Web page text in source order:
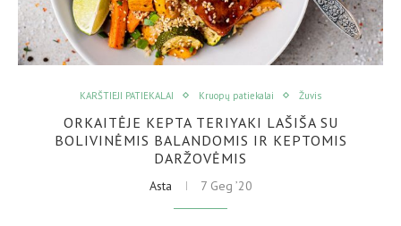
KARŠTIEJI PATIEKALAI Kruopų patiekalai Žuvis
ORKAITĖJE KEPTA TERIYAKI LAŠIŠA SU
BOLIVINĖMIS BALANDOMIS IR KEPTOMIS
DARŽOVĖMIS
Asta 7 Geg ’20